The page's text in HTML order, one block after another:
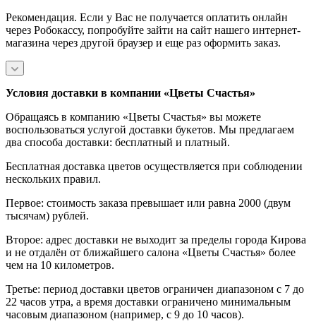
Рекомендация. Если у Вас не получается оплатить онлайн
через Робокассу, попробуйте зайти на сайт нашего интернет-
магазина через другой браузер и еще раз оформить заказ.
Условия доставки в компании «Цветы Счастья»
Обращаясь в компанию «Цветы Счастья» вы можете
воспользоваться услугой доставки букетов. Мы предлагаем
два способа доставки: бесплатный и платный.
Бесплатная доставка цветов осуществляется при соблюдении
нескольких правил.
Первое: стоимость заказа превышает или равна 2000 (двум
тысячам) рублей.
Второе: адрес доставки не выходит за пределы города Кирова
и не отдалён от ближайшего салона «Цветы Счастья» более
чем на 10 километров.
Третье: период доставки цветов ограничен диапазоном с 7 до
22 часов утра, а время доставки ограничено минимальным
часовым диапазоном (например, с 9 до 10 часов).